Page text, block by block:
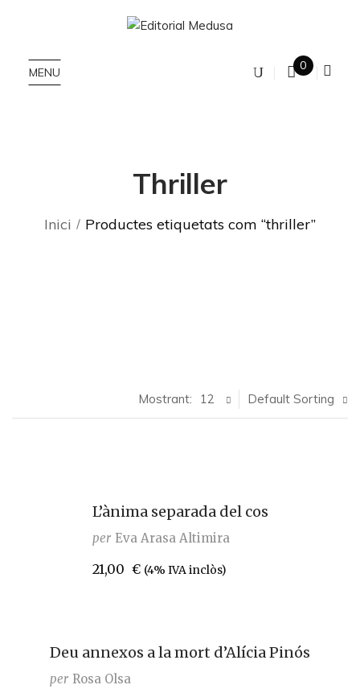
MENU 0
Thriller
Inici Productes etiquetats com “thriller”
Default Sorting
Mostrant: 12
L’ànima separada del cos
per Eva Arasa Altimira
21,00 € (4% IVA inclòs)
Deu annexos a la mort d’Alícia Pinós
per Rosa Olsa